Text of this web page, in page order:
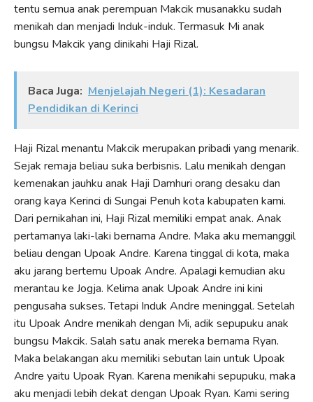
tentu semua anak perempuan Makcik musanakku sudah
menikah dan menjadi Induk-induk. Termasuk Mi anak
bungsu Makcik yang dinikahi Haji Rizal.
Baca Juga: Menjelajah Negeri (1): Kesadaran
Pendidikan di Kerinci
Haji Rizal menantu Makcik merupakan pribadi yang menarik.
Sejak remaja beliau suka berbisnis. Lalu menikah dengan
kemenakan jauhku anak Haji Damhuri orang desaku dan
orang kaya Kerinci di Sungai Penuh kota kabupaten kami.
Dari pernikahan ini, Haji Rizal memiliki empat anak. Anak
pertamanya laki-laki bernama Andre. Maka aku memanggil
beliau dengan Upoak Andre. Karena tinggal di kota, maka
aku jarang bertemu Upoak Andre. Apalagi kemudian aku
merantau ke Jogja. Kelima anak Upoak Andre ini kini
pengusaha sukses. Tetapi Induk Andre meninggal. Setelah
itu Upoak Andre menikah dengan Mi, adik sepupuku anak
bungsu Makcik. Salah satu anak mereka bernama Ryan.
Maka belakangan aku memiliki sebutan lain untuk Upoak
Andre yaitu Upoak Ryan. Karena menikahi sepupuku, maka
aku menjadi lebih dekat dengan Upoak Ryan. Kami sering